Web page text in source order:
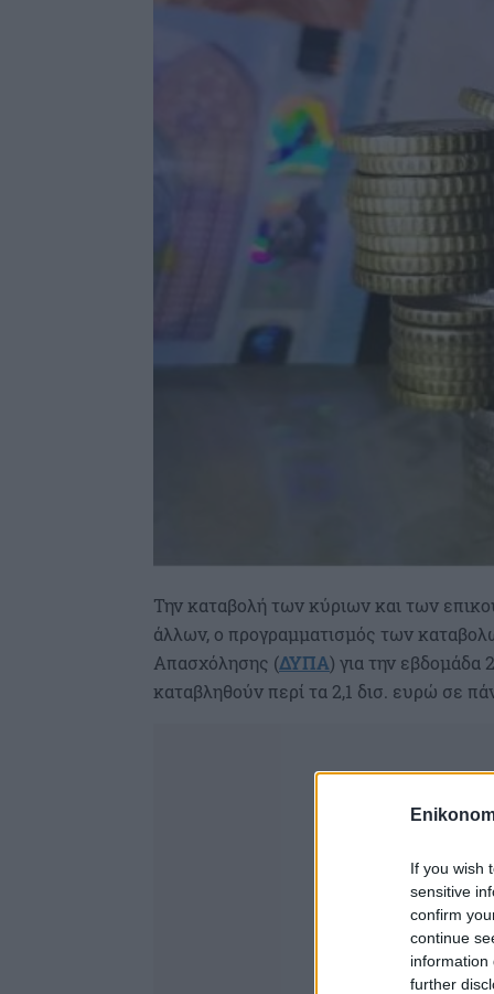
If you wish
sensitive
confirm
continue
information
further
Την καταβολή των κύριων και των
άλλων, ο προγραμματισμός των
Απασχόλησης (ΔΥΠΑ) για την εβδομάδα
καταβληθούν περί τα 2,1 δισ. ευρώ σε